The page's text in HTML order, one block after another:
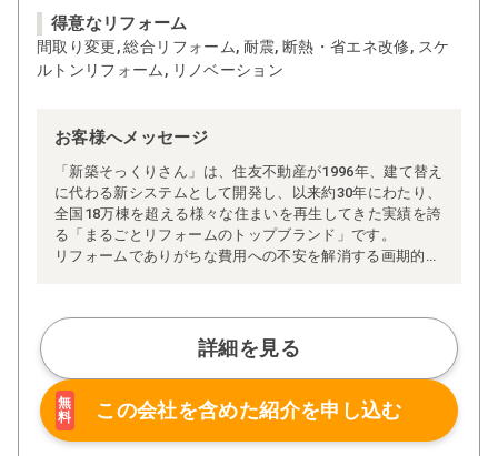
得意なリフォーム
間取り変更, 総合リフォーム, 耐震, 断熱・省エネ改修, スケ
ルトンリフォーム, リノベーション
お客様へメッセージ
「新築そっくりさん」は、住友不動産が1996年、建て替え
に代わる新システムとして開発し、以来約30年にわたり、
全国18万棟を超える様々な住まいを再生してきた実績を誇
る「まるごとリフォームのトップブランド」です。
リフォームでありがちな費用への不安を解消する画期的な
ム」、経験豊かなセールスエンジニアによる「一貫担当
制」などが高い信頼を得ています。
また、大規模リフォームに習熟した施工管理者が現場を統
括する「専属棟梁制」、豊富な実績に裏付けられた充実の
施工マニュアルや検査体制により高い施工品質を実現。
さらに、住友不動産のリフォームならではの充実の保証、
アフターサービス体制で工事後も安心です。
詳細を見る
無
料
この会社を含めた紹介を申し込む